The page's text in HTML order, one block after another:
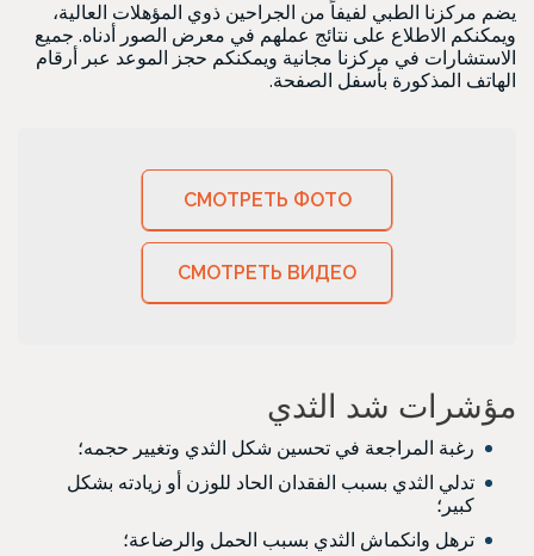
يضم مركزنا الطبي لفيفاً من الجراحين ذوي المؤهلات العالية،
ويمكنكم الاطلاع على نتائج عملهم في معرض الصور أدناه. جميع
الاستشارات في مركزنا مجانية ويمكنكم حجز الموعد عبر أرقام
الهاتف المذكورة بأسفل الصفحة.
СМОТРЕТЬ ФОТО
СМОТРЕТЬ ВИДЕО
مؤشرات شد الثدي
رغبة المراجعة في تحسين شكل الثدي وتغيير حجمه؛
تدلي الثدي بسبب الفقدان الحاد للوزن أو زيادته بشكل
كبير؛
ترهل وانكماش الثدي بسبب الحمل والرضاعة؛